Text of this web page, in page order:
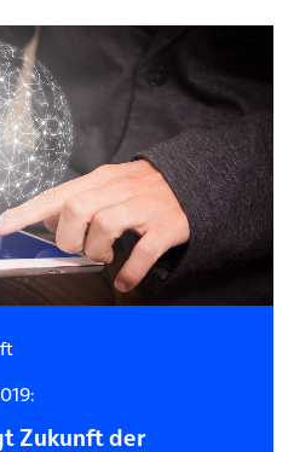
Zukunft der